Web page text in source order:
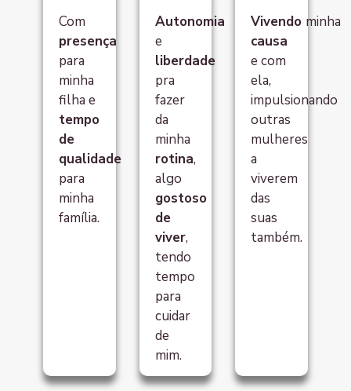
Com
presença
para
minha
filha e
tempo
de
qualidade
para
minha
família.
Autonomia
e
liberdade
pra
fazer
da
minha
rotina,
algo
gostoso
de
viver,
tendo
tempo
para
cuidar
de
mim.
Vivendo minha
causa
e com
ela,
impulsionando
outras
mulheres
a
viverem
das
suas
também.